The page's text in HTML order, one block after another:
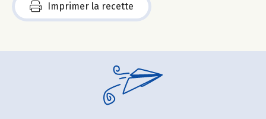
Imprimer la recette